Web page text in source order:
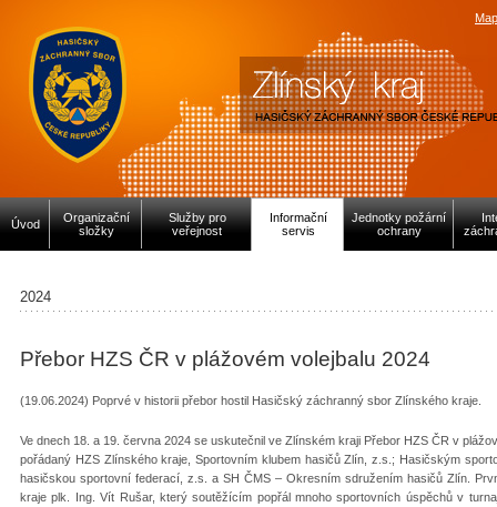
Úvod
Organizační
složky
Služby pro
veřejnost
Informační
servis
Jednotky požární
ochrany
2024
Přebor HZS ČR v plážovém volejbalu 2024
(19.06.2024) Poprvé v historii přebor hostil Hasičský záchranný sbor Zlínského kraje.
Ve dnech 18. a 19. června 2024 se uskutečnil ve Zlínském kraji Přebor HZS ČR v
pořádaný HZS Zlínského kraje, Sportovním klubem hasičů Zlín, z.s.; Hasičským
hasičskou sportovní federací, z.s. a SH ČMS – Okresním sdružením hasičů Zlín.
kraje plk. Ing. Vít Rušar, který soutěžícím popřál mnoho sportovních úspěchů v